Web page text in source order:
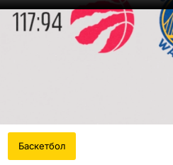
Баскетбол